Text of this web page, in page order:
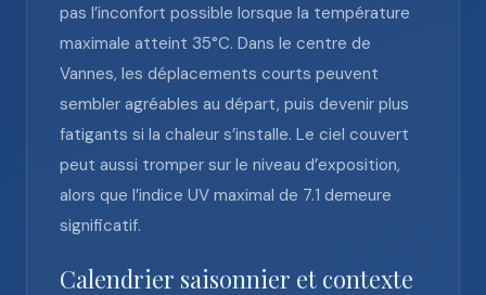
pas l’inconfort possible lorsque la température
maximale atteint 35°C. Dans le centre de
Vannes, les déplacements courts peuvent
sembler agréables au départ, puis devenir plus
fatigants si la chaleur s’installe. Le ciel couvert
peut aussi tromper sur le niveau d’exposition,
alors que l’indice UV maximal de 7.1 demeure
significatif.
Calendrier saisonnier et contexte